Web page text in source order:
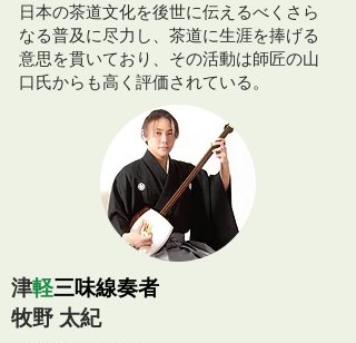
日本の茶道文化を後世に伝えるべくさら
なる普及に尽力し、茶道に生涯を捧げる
意思を貫いており、その活動は師匠の山
口氏からも高く評価されている。
津軽三味線奏者
牧野 太紀